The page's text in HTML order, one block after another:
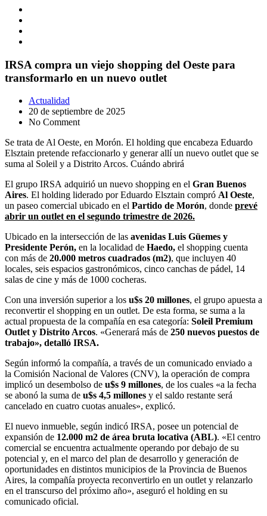
IRSA compra un viejo shopping del Oeste para
transformarlo en un nuevo outlet
Actualidad
20 de septiembre de 2025
No Comment
Se trata de Al Oeste, en Morón. El holding que encabeza Eduardo
Elsztain pretende refaccionarlo y generar allí un nuevo outlet que se
suma al Soleil y a Distrito Arcos. Cuándo abrirá
El grupo IRSA adquirió un nuevo shopping en el Gran Buenos
Aires. El holding liderado por Eduardo Elsztain compró Al Oeste,
un paseo comercial ubicado en el Partido de Morón, donde prevé
abrir un outlet en el segundo trimestre de 2026.
Ubicado en la intersección de las avenidas Luis Güemes y
Presidente Perón, en la localidad de Haedo, el shopping cuenta
con más de 20.000 metros cuadrados (m2), que incluyen 40
locales, seis espacios gastronómicos, cinco canchas de pádel, 14
salas de cine y más de 1000 cocheras.
Con una inversión superior a los u$s 20 millones, el grupo apuesta a
reconvertir el shopping en un outlet. De esta forma, se suma a la
actual propuesta de la compañía en esa categoría: Soleil Premium
Outlet y Distrito Arcos. «Generará más de 250 nuevos puestos de
trabajo», detalló IRSA.
Según informó la compañía, a través de un comunicado enviado a
la Comisión Nacional de Valores (CNV), la operación de compra
implicó un desembolso de u$s 9 millones, de los cuales «a la fecha
se abonó la suma de u$s 4,5 millones y el saldo restante será
cancelado en cuatro cuotas anuales», explicó.
El nuevo inmueble, según indicó IRSA, posee un potencial de
expansión de 12.000 m2 de área bruta locativa (ABL). «El centro
comercial se encuentra actualmente operando por debajo de su
potencial y, en el marco del plan de desarrollo y generación de
oportunidades en distintos municipios de la Provincia de Buenos
Aires, la compañía proyecta reconvertirlo en un outlet y relanzarlo
en el transcurso del próximo año», aseguró el holding en su
comunicado oficial.